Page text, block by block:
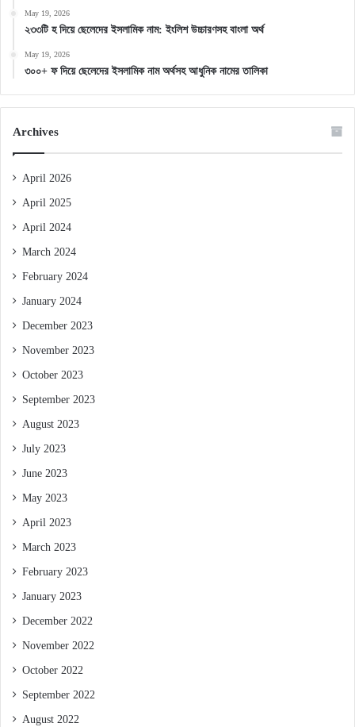
May 19, 2026
২৩৩টি হ দিয়ে ছেলেদের ইসলামিক নাম: ইংলিশ উচ্চারণসহ বাংলা অর্থ
May 19, 2026
৩০০+ ফ দিয়ে ছেলেদের ইসলামিক নাম অর্থসহ আধুনিক নামের তালিকা
Archives
April 2026
April 2025
April 2024
March 2024
February 2024
January 2024
December 2023
November 2023
October 2023
September 2023
August 2023
July 2023
June 2023
May 2023
April 2023
March 2023
February 2023
January 2023
December 2022
November 2022
October 2022
September 2022
August 2022